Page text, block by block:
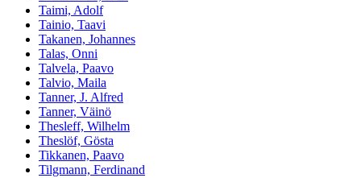
Taimi, Adolf
Tainio, Taavi
Takanen, Johannes
Talas, Onni
Talvela, Paavo
Talvio, Maila
Tanner, J. Alfred
Tanner, Väinö
Thesleff, Wilhelm
Theslöf, Gösta
Tikkanen, Paavo
Tilgmann, Ferdinand